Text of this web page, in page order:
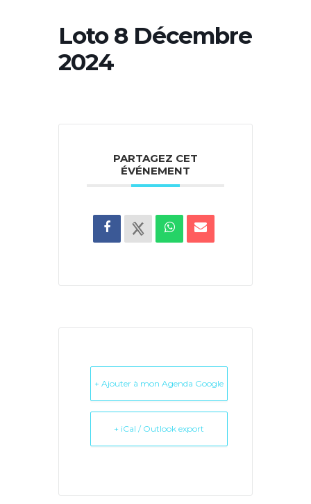
Loto 8 Décembre
2024
PARTAGEZ CET
ÉVÉNEMENT
+ Ajouter à mon Agenda Google
+ iCal / Outlook export